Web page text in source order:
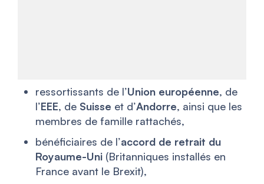
ressortissants de l’Union européenne, de
l’EEE, de Suisse et d’Andorre, ainsi que les
membres de famille rattachés,
bénéficiaires de l’accord de retrait du
Royaume-Uni (Britanniques installés en
France avant le Brexit),